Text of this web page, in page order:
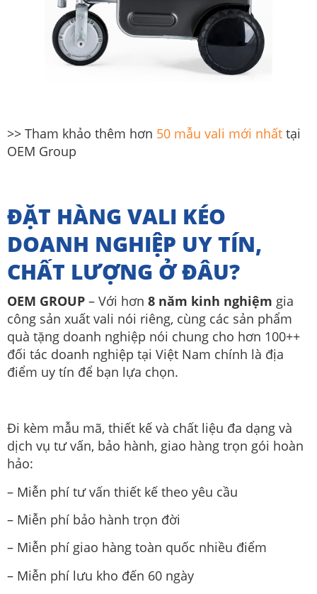
>> Tham khảo thêm hơn 50 mẫu vali mới nhất tại
OEM Group
ĐẶT HÀNG VALI KÉO
DOANH NGHIỆP UY TÍN,
CHẤT LƯỢNG Ở ĐÂU?
OEM GROUP – Với hơn 8 năm kinh nghiệm gia
công sản xuất vali nói riêng, cùng các sản phẩm
quà tặng doanh nghiệp nói chung cho hơn 100++
đối tác doanh nghiệp tại Việt Nam chính là địa
điểm uy tín để bạn lựa chọn.
Đi kèm mẫu mã, thiết kế và chất liệu đa dạng và
dịch vụ tư vấn, bảo hành, giao hàng trọn gói hoàn
hảo:
– Miễn phí tư vấn thiết kế theo yêu cầu
– Miễn phí bảo hành trọn đời
– Miễn phí giao hàng toàn quốc nhiều điểm
– Miễn phí lưu kho đến 60 ngày